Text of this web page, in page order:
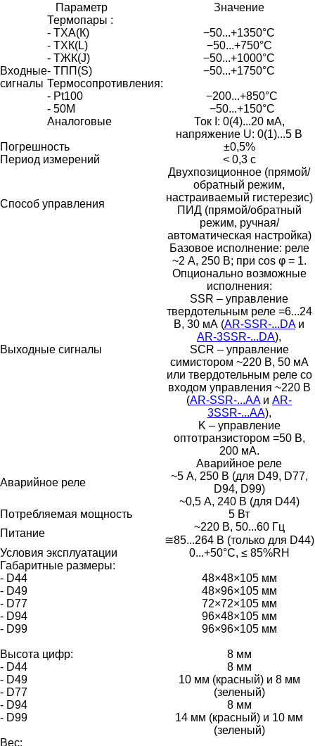
Параметр
Значение
Входные
сигналы
Термопары :
- ТХА(К)
- ТХК(L)
- ТЖК(J)
- ТПП(S)
−50...+1350°C
−50...+750°C
−50...+1000°C
−50...+1750°C
Термосопротивления:
- Pt100
- 50М
−200...+850°C
−50...+150°C
Аналоговые
Ток I: 0(4)...20 мА,
напряжение U: 0(1)...5 В
Погрешность
±0,5%
Период измерений
< 0,3 с
Способ управления
Двухпозиционное (прямой/
обратный режим,
настраиваемый гистерезис)
ПИД (прямой/обратный
режим, ручная/
автоматическая настройка)
Выходные сигналы
Базовое исполнение: реле
~2 А, 250 В; при cos φ = 1.
Опционально возможные
исполнения:
SSR – управление
твердотельным реле =6...24
В, 30 мА (AR-SSR-...DAи
AR-3SSR-...DA),
SCR – управление
симистором ~220 В, 50 мА
или твердотельным реле со
входом управления ~220 В
(AR-SSR-...AAи AR-
3SSR-...AA),
K – управление
оптотранзистором =50 В,
200 мА.
Аварийное реле
Аварийное реле
~5 А, 250 В (для D49, D77,
D94, D99)
~0,5 А, 240 В (для D44)
Потребляемая мощность
5 Вт
Питание
~220 В, 50...60 Гц
≅85...264 В (только для D44)
Условия эксплуатации
0...+50°C, ≤ 85%RH
Габаритные размеры:
- D44
- D49
- D77
- D94
- D99
48×48×105 мм
48×96×105 мм
72×72×105 мм
96×48×105 мм
96×96×105 мм
Высота цифр:
- D44
- D49
- D77
- D94
- D99
8 мм
8 мм
10 мм (красный) и 8 мм
(зеленый)
8 мм
14 мм (красный) и 10 мм
(зеленый)
Вес: